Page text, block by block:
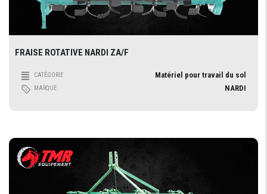
FRAISE ROTATIVE NARDI ZA/F
CATÉGORIE Matériel pour travail du sol
MARQUE NARDI